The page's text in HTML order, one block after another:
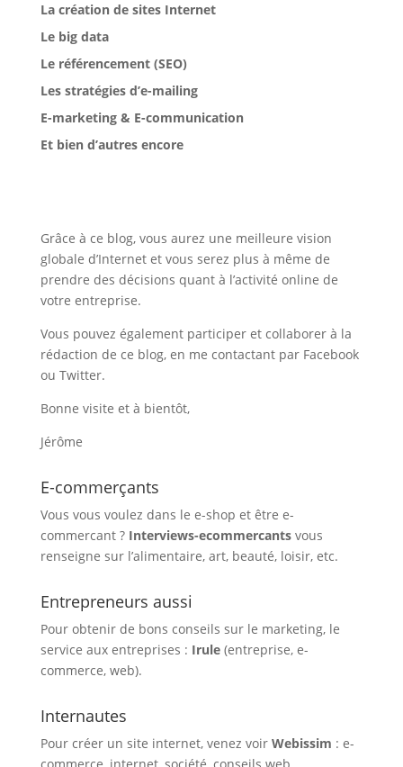
La création de sites Internet
Le big data
Le référencement (SEO)
Les stratégies d’e-mailing
E-marketing & E-communication
Et bien d’autres encore
Grâce à ce blog, vous aurez une meilleure vision
globale d’Internet et vous serez plus à même de
prendre des décisions quant à l’activité online de
votre entreprise.
Vous pouvez également participer et collaborer à la
rédaction de ce blog, en me contactant par Facebook
ou Twitter.
Bonne visite et à bientôt,
Jérôme
E-commerçants
Vous vous voulez dans le e-shop et être e-
commercant ? Interviews-ecommercantsvous
renseigne sur l’alimentaire, art, beauté, loisir, etc.
Entrepreneurs aussi
Pour obtenir de bons conseils sur le marketing, le
service aux entreprises : Irule(entreprise, e-
commerce, web).
Internautes
Pour créer un site internet, venez voir Webissim : e-